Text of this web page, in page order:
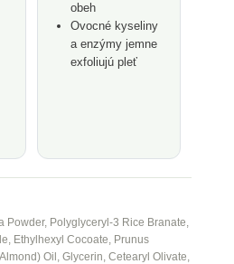
obeh
Ovocné kyseliny
a enzýmy jemne
exfoliujú pleť
Powder, Polyglyceryl-3 Rice Branate,
Ethylhexyl Cocoate, Prunus
Oil, Glycerin, Cetearyl Olivate,